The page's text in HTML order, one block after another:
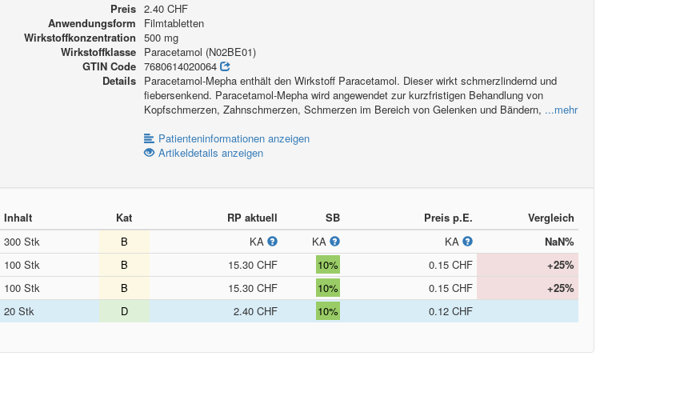
Preis 2.40 CHF
Anwendungsform
Filmtabletten
Wirkstoffkonzentration 500 mg
Wirkstoffklasse Paracetamol (N02BE01)
GTIN Code 7680614020064
Details Paracetamol-Mepha enthält den Wirkstoff Paracetamol. Dieser wirkt schmerzlindernd und
fiebersenkend. Paracetamol-Mepha wird angewendet zur kurzfristigen Behandlung von
Kopfschmerzen, Zahnschmerzen, Schmerzen im Bereich von Gelenken und Bändern, ...mehr
Patienteninformationen anzeigen
Artikeldetails anzeigen
Inhalt Kat RP aktuell SB Preis p.E.
Vergleich
300 Stk
B KA KA KA
NaN%
100 Stk
B 15.30 CHF 10% 0.15 CHF
+25%
100 Stk
B 15.30 CHF 10% 0.15 CHF
+25%
20 Stk
D 2.40 CHF 10% 0.12 CHF